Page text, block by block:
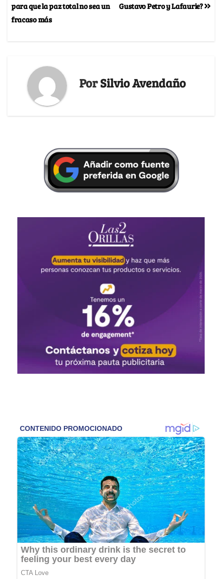
Gustavo Petro y Lafaurie?
para que la paz total no sea un
fracaso más
PorSilvio Avendaño